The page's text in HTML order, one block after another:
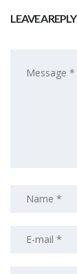
LEAVE A REPLY